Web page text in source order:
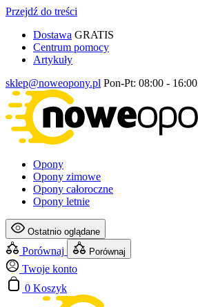
Przejdź do treści
Dostawa GRATIS
Centrum pomocy
Artykuły
sklep@noweopony.pl Pon-Pt: 08:00 - 16:00
Opony
Opony zimowe
Opony całoroczne
Opony letnie
Ostatnio oglądane
Porównaj Porównaj
Twoje konto
0 Koszyk